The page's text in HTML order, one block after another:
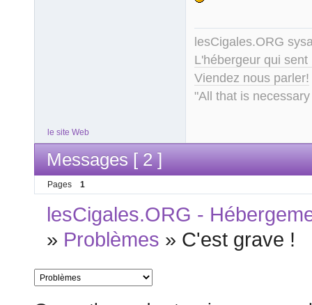
lesCigales.ORG
L'hébergeur qui
Viendez nous parler!
"All that is
le site Web
Messages [ 2 ]
Pages 1
lesCigales.ORG -
» Problèmes » C'est grave !